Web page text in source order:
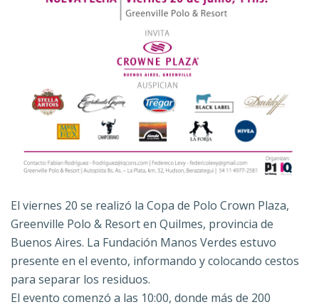
El viernes 20 se realizó la Copa de Polo Crown Plaza,
Greenville Polo & Resort en Quilmes, provincia de
Buenos Aires. La Fundación Manos Verdes estuvo
presente en el evento, informando y colocando cestos
para separar los residuos.
El evento comenzó a las 10:00, donde más de 200